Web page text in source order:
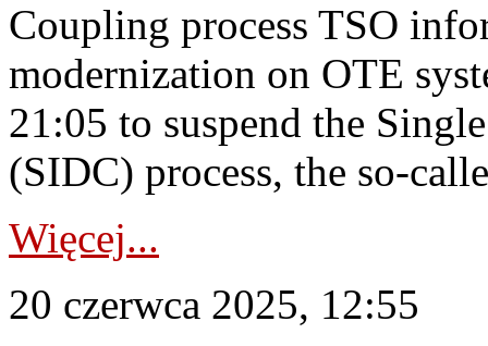
Coupling process TSO
modernization on OTE
21:05 to suspend the
(SIDC) process, the so-
Więcej...
20 czerwca 2025, 12:55